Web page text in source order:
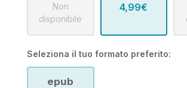
Non
disponibile
4,99€
Seleziona il tuo formato preferito:
epub